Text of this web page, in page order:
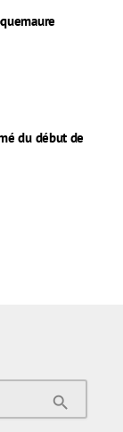
du début de
search